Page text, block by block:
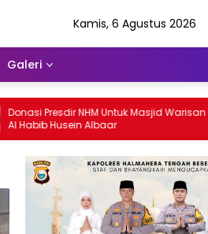
Kamis, 6 Agustus 2026
Galeri
Presdir NHM Untuk Masjid Warisan
Husein Albaar